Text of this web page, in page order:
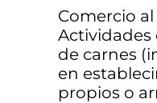
Comercio
Actividades
de carnes
en
propios o